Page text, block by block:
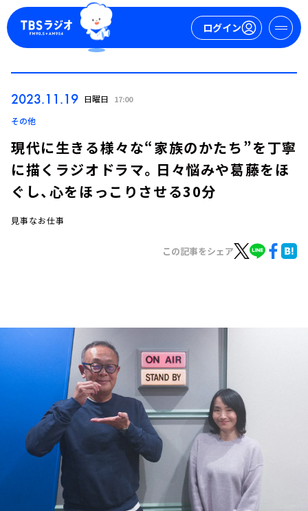
ログイン
イベント・グッズ
YouTube
会社情報
2023.11.19 日曜日 17:00
その他
現代に生きる様々な“家族のかたち”を丁寧
に描くラジオドラマ。日々悩みや葛藤をほ
ぐし、心をほっこりさせる30分
見事なお仕事
この記事をシェア